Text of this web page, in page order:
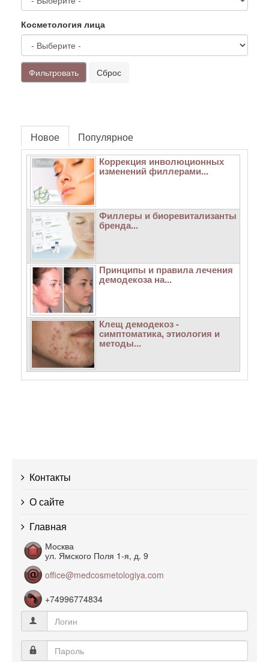
Косметология лица
Фильтровать Сброс
Новое Популярное
Коррекция инволюционных
изменений филлерами...
Филлеры и биоревитализанты
бренда...
Принципы и правила лечения
демодекоза на...
Клещ демодекоз -
симптоматика, этиология и
методы...
Контакты
О сайте
Главная
Москва
ул. Ямского Поля 1-я, д. 9
office@medcosmetologiya.com
+74996774834